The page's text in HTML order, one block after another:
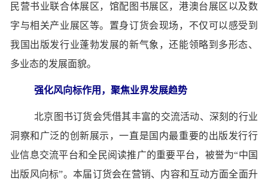
民营书业联合体展区，馆配图书展区，港澳台展区以及数
字与相关产业展区等。置身订货会现场，不仅可以感受到
我国出版发行业蓬勃发展的新气象，还能领略到多形态、
多业态的发展面貌。
强化风向标作用，聚焦业界发展趋势
北京图书订货会凭借其丰富的交流活动、深刻的行业
洞察和广泛的创新展示，一直是国内最重要的出版发行行
业信息交流平台和全民阅读推广的重要平台，被誉为“中国
出版风向标”。本届订货会在营销、内容和互动方面全面升